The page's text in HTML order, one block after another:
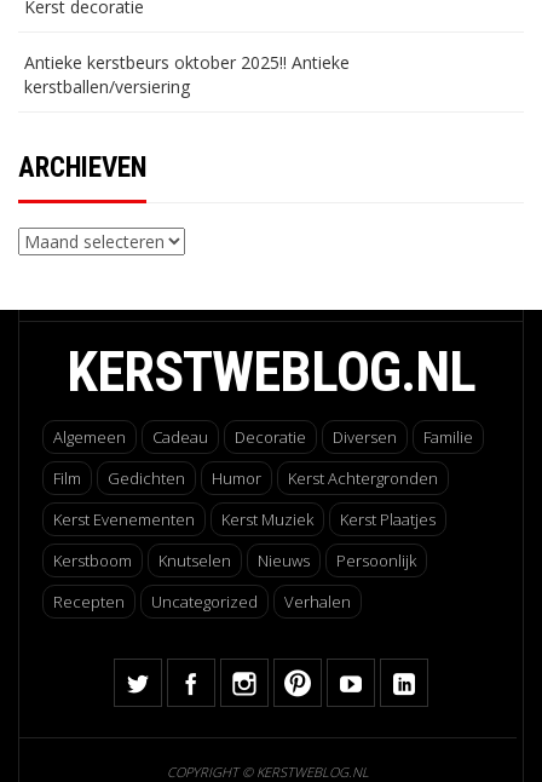
Kerst decoratie
Antieke kerstbeurs oktober 2025!! Antieke
kerstballen/versiering
ARCHIEVEN
Archieven
KERSTWEBLOG.NL
Algemeen Cadeau Decoratie Diversen
Familie
Film
Gedichten Humor
Kerst Achtergronden
Kerst Evenementen
Kerst Muziek
Kerst Plaatjes
Kerstboom
Knutselen Nieuws
Persoonlijk
Recepten
Uncategorized Verhalen
COPYRIGHT © KERSTWEBLOG.NL